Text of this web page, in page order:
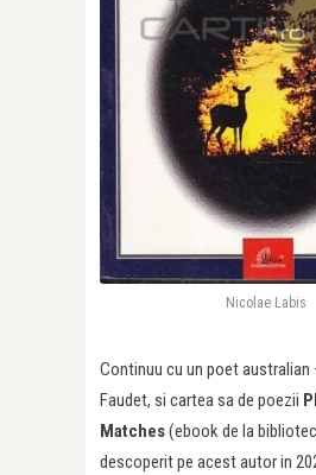
Nicolae Labis
Continuu cu un poet australian
Faudet, si cartea sa de poezii
Matches(ebook de la
descoperit pe acest autor in